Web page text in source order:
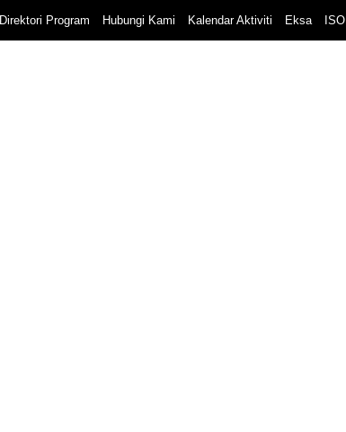
Direktori Program Hubungi Kami Kalendar Aktiviti Eksa ISO